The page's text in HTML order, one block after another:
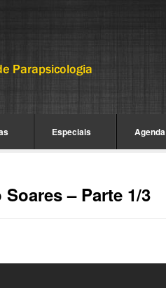
Especiais Agenda
– Parte 1/3